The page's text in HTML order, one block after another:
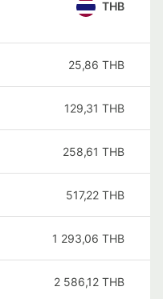
THB
25,86 THB
129,31 THB
258,61 THB
517,22 THB
1 293,06 THB
2 586,12 THB